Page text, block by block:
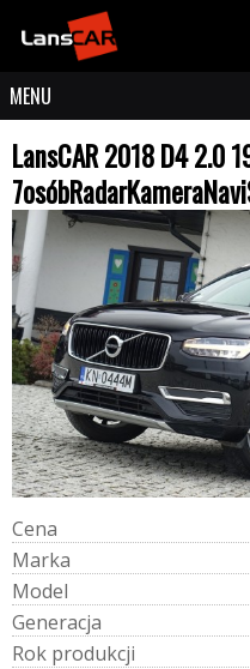
MENU
LansCAR 2018 D4 2.0
Cena
Marka
Model
Generacja
Rok produkcji